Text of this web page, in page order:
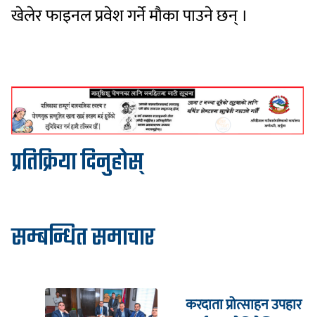
खेलेर फाइनल प्रवेश गर्ने मौका पाउने छन् ।
प्रतिक्रिया दिनुहोस्
सम्बन्धित समाचार
करदाता प्रोत्साहन उपहार